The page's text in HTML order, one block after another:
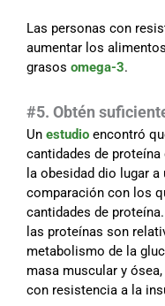
Las personas con
aumentar los
grasos omega-3.
#5. Obtén
Un estudio encontró
cantidades de
la obesidad dio lugar
comparación con los
cantidades de
las proteínas son
metabolismo de la
masa muscular y
con resistencia a la